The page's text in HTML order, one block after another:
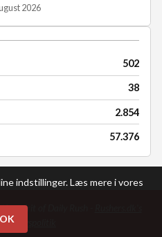
2026
502
38
2.854
57.376
spirit of Daily Rush -
Privatlivspolitik
indstillinger. Læs mere i vores
OK